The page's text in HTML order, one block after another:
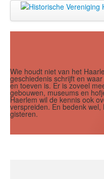
Zien
Lezen
Over ons
Wie houdt niet van het
geschiedenis schrijft en
en toeven is. Er is zoveel
gebouwen, museums en
Haerlem wil de kennis ook
verspreiden. En bedenk
gisteren.
Jaar Maand